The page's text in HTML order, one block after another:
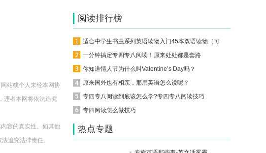
站或个人未经本网协
违者本网将依法追究
容的真实性。如其他
追究法律责任。
阅读排行榜
一分钟搞定专四专八阅读！原来处处都是套路
你知道情人节为什么叫Valentine’s Day吗？
原来国外也有相亲，那用英语怎么说呢？
专四专八阅读到底该怎么学?专四专八阅读技巧
专四阅读怎么做技巧
热点专题